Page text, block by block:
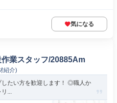
気になる
業スタッフ/20885Am
紹介)
したい方を歓迎します！ ◎職人か
...